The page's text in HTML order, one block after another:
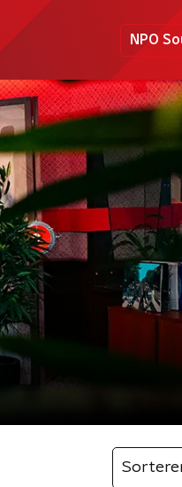
NPO